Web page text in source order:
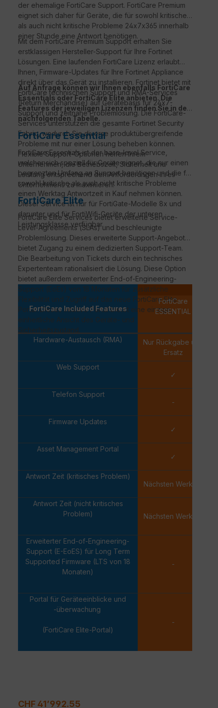
der ehemalige FortiCare Support. FortiCare Premium
eignet sich daher für Geräte, die für sowohl kritische
als auch nicht kritische Probleme 24x7x365 innerhalb
einer Stunde eine Antwort benötigen.
Mit dem FortiCare Premium Support erhalten Sie
erstklassigen Hersteller-Support für Ihre Fortinet
Lösungen. Eine laufenden FortiCare Lizenz erlaubt
Ihnen, Firmware-Updates für Ihre Fortinet Appliance
direkt über das Gerät zu installieren. Fortinet bietet mit
FortiCare technischen Support und RMA-Services
(Return Merchandise) auf Gerätebasis für 24x7-
Support und zeitnahe Problemlösung. Die FortiCare-
Services unterstützen die gesamte Fortinet Security
Fabric, wodurch Sie diverse produktübergreifende
Probleme mit nur einer Lösung beheben können.
Flexible Support-Optionen helfen Ihrem
Unternehmen, die Betriebszeit, Sicherheit und
Leistung entsprechend den Anforderungen Ihres
Unternehmens zu maximieren.
Auf Anfrage können wir Ihnen ebenfalls FortiCare
Essentials oder FortiCare Elite anbieten. Die
Features der jeweiligen Lizenzen finden Sie in der
nachfolgenden Tabelle.
FortiCare Essential
FortiCare Essentials ist der base-level Service,
welcher sich speziell für Geräte eignet, die nur einen
begrenzten Umfang an Support benötigen und die für
sowohl kritische als auch nicht kritische Probleme
einen Werktag Antwortzeit in Kauf nehmen können.
Dieser Service ist nur für FortiGate-Modelle 8x und
darunter und für FortiWifi-Geräte der unteren
Leistungsklasse verfügbar.
FortiCare Elite
FortiCareElite Services bietet erweiterte Service-
Level-Agreements (SLAs) und beschleunigte
Problemlösung. Dieses erweiterte Support-Angebot
bietet Zugang zu einem dedizierten Support-Team.
Die Bearbeitung von Tickets durch ein technisches
Expertenteam rationalisiert die Lösung. Diese Option
bietet außerdem erweiterter End-of-Engineering-
Support (EoEs) von 18 Monaten für zusätzliche
Flexibilität und Zugriff auf das neue FortiCareElite
Portal. Dieses intuitive Portal bietet eine einzige,
einheitliche Ansicht des Geräte- und
Sicherheitszustand.
FortiCare Included Features
FortiCare
ESSENTIAL
Hardware-Austausch (RMA)
Nur Rückgabe und
Ersatz
Web Support
✓
Telefon Support
-
Firmware Updates
✓
Asset Management Portal
✓
Antwort Zeit (kritisches Problem)
Nächsten Werktag
Antwort Zeit (nicht kritisches
Problem)
Nächsten Werktag
Erweiterter End-of-Engineering-
Support (E-EoES) für Long Term
Supported Firmware (LTS von 18
Monaten)
-
Portal für Geräteeinblicke und
-überwachung
(FortiCare Elite-Portal)
-
Regulärer Preis:
CHF 41’992.55